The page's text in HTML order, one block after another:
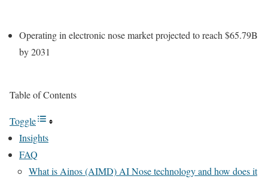
Operating in electronic nose market projected to reach $65.79B
by 2031
Table of Contents
Toggle
Insights
FAQ
What is Ainos (AIMD) AI Nose technology and how does it